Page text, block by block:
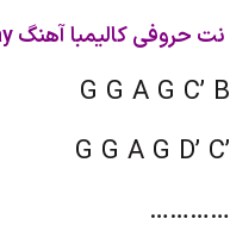
نت حروفی کالیمباآهنگ happy birthday :
G G A G C’ B
G G A G D’ C’
…………